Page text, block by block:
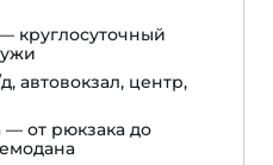
круглосуточный
автовокзал, центр,
от рюкзака до